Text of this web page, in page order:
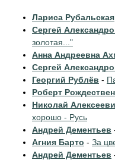
Лариса Рубальская
Сергей
золотая..."
Анна Андреевна
Сергей
Георгий Рублёв -
Роберт
Николай
хорошо - Русь
Андрей Дементьев
Агния Барто - За
Андрей Дементьев